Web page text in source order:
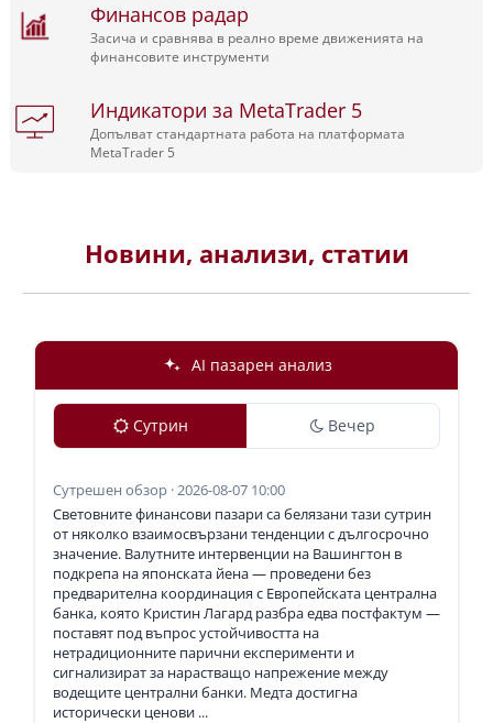
Финансов радар
Засича и сравнява в реално време движенията на
финансовите инструменти
Индикатори за MetaTrader 5
Допълват стандартната работа на платформата
MetaTrader 5
Новини, анализи, статии
AI пазарен анализ
Сутрин Вечер
Сутрешен обзор · 2026-08-07 10:00
Световните финансови пазари са белязани тази сутрин
от няколко взаимосвързани тенденции с дългосрочно
значение. Валутните интервенции на Вашингтон в
подкрепа на японската йена — проведени без
предварителна координация с Европейската централна
банка, която Кристин Лагард разбра едва постфактум —
поставят под въпрос устойчивостта на
нетрадиционните парични експерименти и
сигнализират за нарастващо напрежение между
водещите централни банки. Медта достигна
исторически ценови ...